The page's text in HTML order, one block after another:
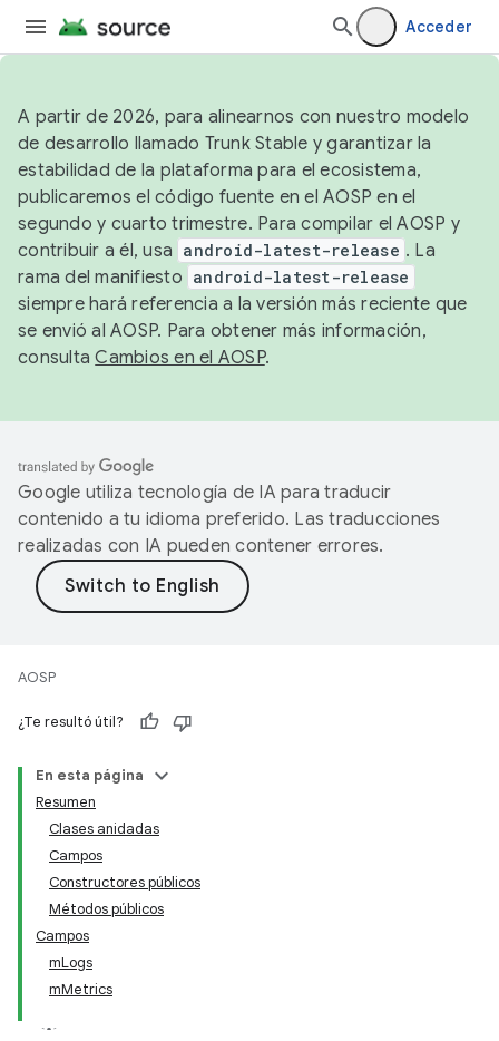
Acceder
A partir de 2026, para alinearnos con nuestro modelo
de desarrollo llamado Trunk Stable y garantizar la
estabilidad de la plataforma para el ecosistema,
publicaremos el código fuente en el AOSP en el
segundo y cuarto trimestre. Para compilar el AOSP y
contribuir a él, usa android-latest-release . La
rama del manifiesto android-latest-release
siempre hará referencia a la versión más reciente que
se envió al AOSP. Para obtener más información,
consultaCambios en el AOSP.
Google utiliza tecnología de IA para traducir
contenido a tu idioma preferido. Las traducciones
realizadas con IA pueden contener errores.
AOSP
¿Te resultó útil?
En esta página
Resumen
Clases anidadas
Campos
Constructores públicos
Métodos públicos
Campos
mLogs
mMetrics